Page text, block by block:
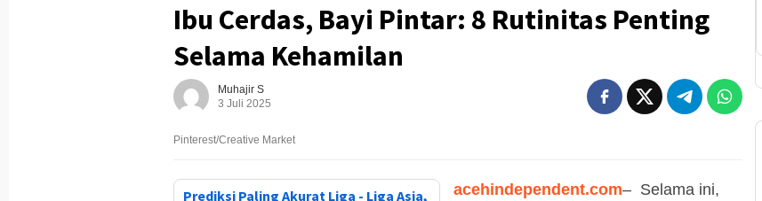
Ibu Cerdas, Bayi Pintar: 8 Rutinitas Penting
Selama Kehamilan
Muhajir S
3 Juli 2025
Pinterest/Creative Market
Prediksi Paling Akurat Liga - Liga Asia,
acehindependent.com– Selama ini,